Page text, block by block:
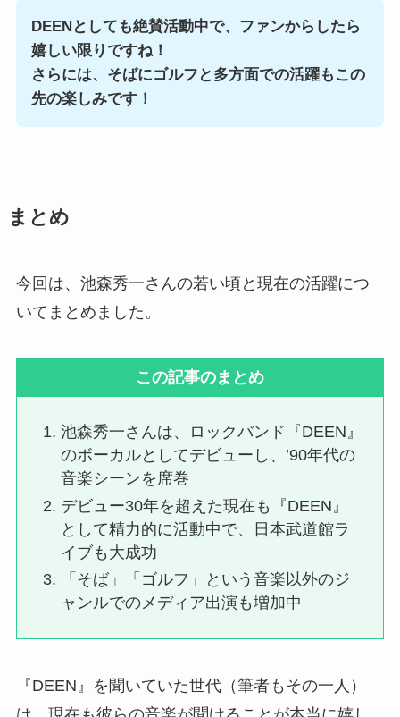
DEENとしても絶賛活動中で、ファンからしたら
嬉しい限りですね！
さらには、そばにゴルフと多方面での活躍もこの
先の楽しみです！
まとめ
今回は、池森秀一さんの若い頃と現在の活躍につ
いてまとめました。
この記事のまとめ
池森秀一さんは、ロックバンド『DEEN』
のボーカルとしてデビューし、’90年代の
音楽シーンを席巻
デビュー30年を超えた現在も『DEEN』
として精力的に活動中で、日本武道館ラ
イブも大成功
「そば」「ゴルフ」という音楽以外のジ
ャンルでのメディア出演も増加中
『DEEN』を聞いていた世代（筆者もその一人）